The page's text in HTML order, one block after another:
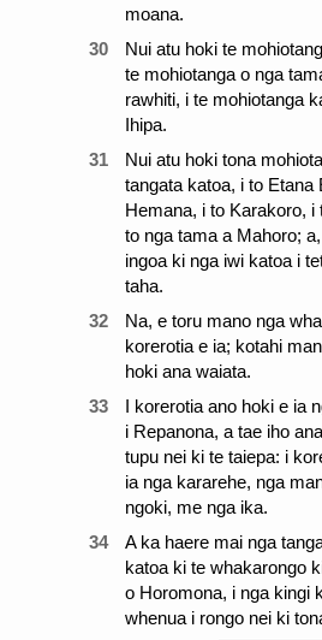
moana.
30
Nui atu hoki te
te mohiotanga o nga
rawhiti, i te mohiotanga
Ihipa.
31
Nui atu hoki tona
tangata katoa, i to Etana
Hemana, i to Karakoro, i
to nga tama a Mahoro;
ingoa ki nga iwi katoa i
taha.
32
Na, e toru mano nga
korerotia e ia; kotahi
hoki ana waiata.
33
I korerotia ano hoki e ia
i Repanona, a tae iho
tupu nei ki te taiepa: i
ia nga kararehe, nga
ngoki, me nga ika.
34
A ka haere mai nga
katoa ki te whakarongo
o Horomona, i nga kingi
whenua i rongo nei ki